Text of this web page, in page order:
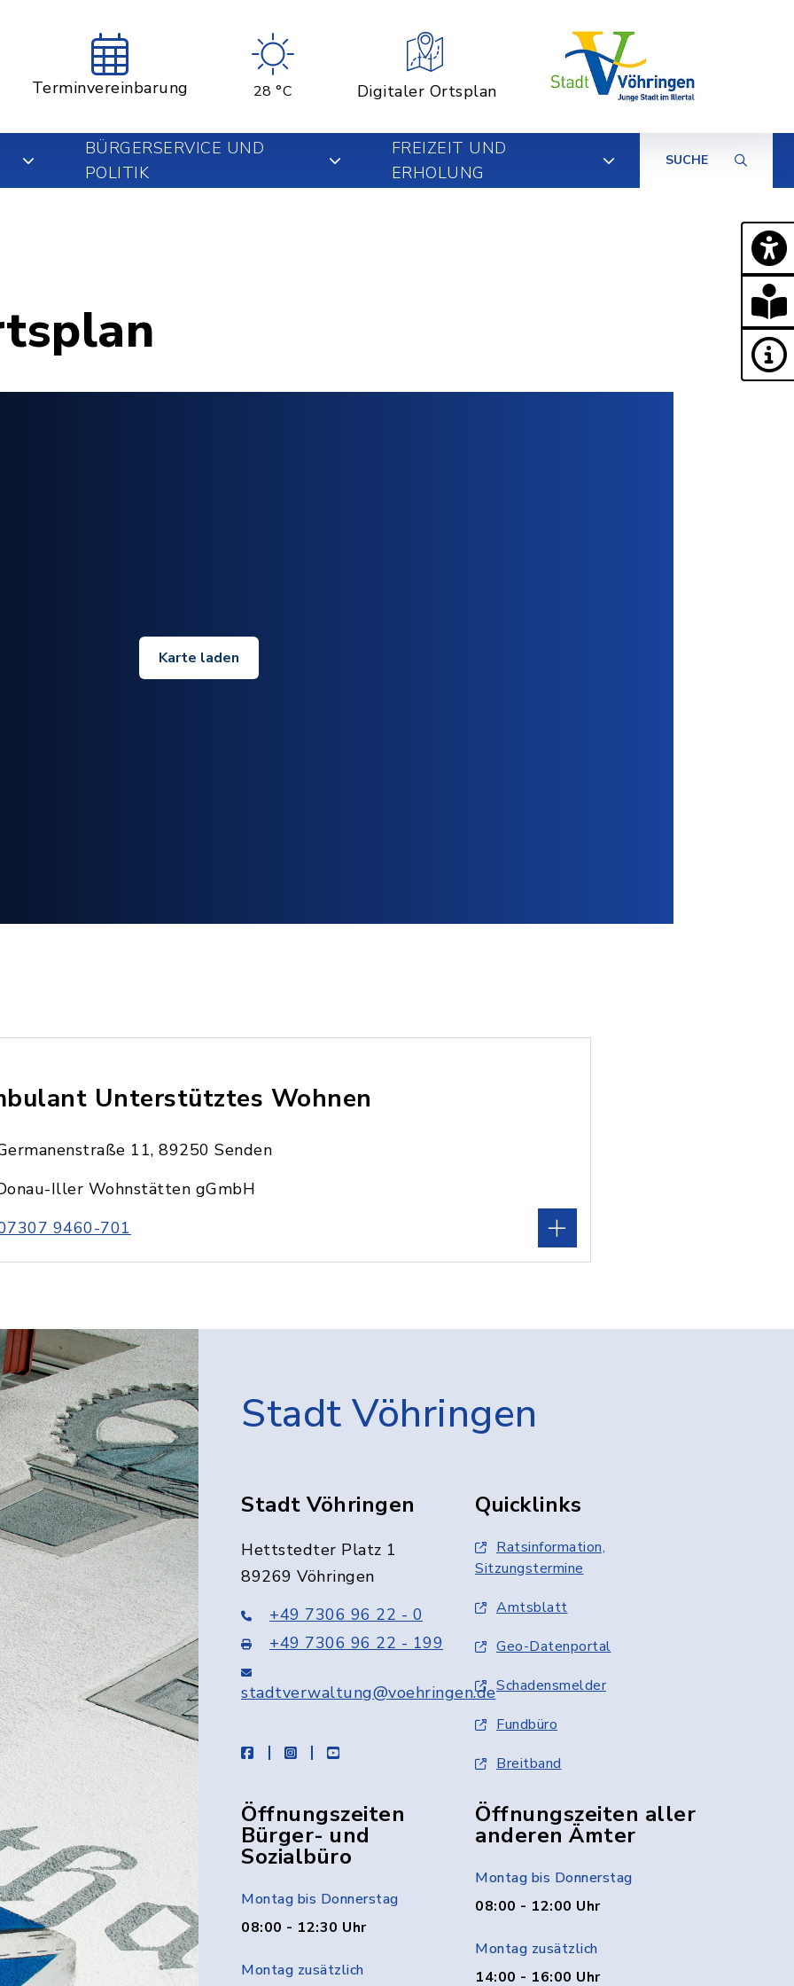
Terminvereinbarung 28 °C Digitaler Ortsplan
BÜRGERSERVICE UND
POLITIK
FREIZEIT UND
ERHOLUNG
SUCHE
Karte laden
Unterstütztes Wohnen
11, 89250 Senden
Iller Wohnstätten gGmbH
9460-701
Stadt Vöhringen
Stadt Vöhringen
Hettstedter Platz 1
89269 Vöhringen
+49 7306 96 22 - 0
+49 7306 96 22 - 199
stadtverwaltung@voehringen.de
facebookinstagramyoutube
Quicklinks
Ratsinformation,
Sitzungstermine
Amtsblatt
Geo-Datenportal
Schadensmelder
Fundbüro
Breitband
Öffnungszeiten
Bürger- und
Sozialbüro
Montag bis Donnerstag
08:00 - 12:30 Uhr
Montag zusätzlich
Öffnungszeiten aller
anderen Ämter
Montag bis Donnerstag
08:00 - 12:00 Uhr
Montag zusätzlich
14:00 - 16:00 Uhr